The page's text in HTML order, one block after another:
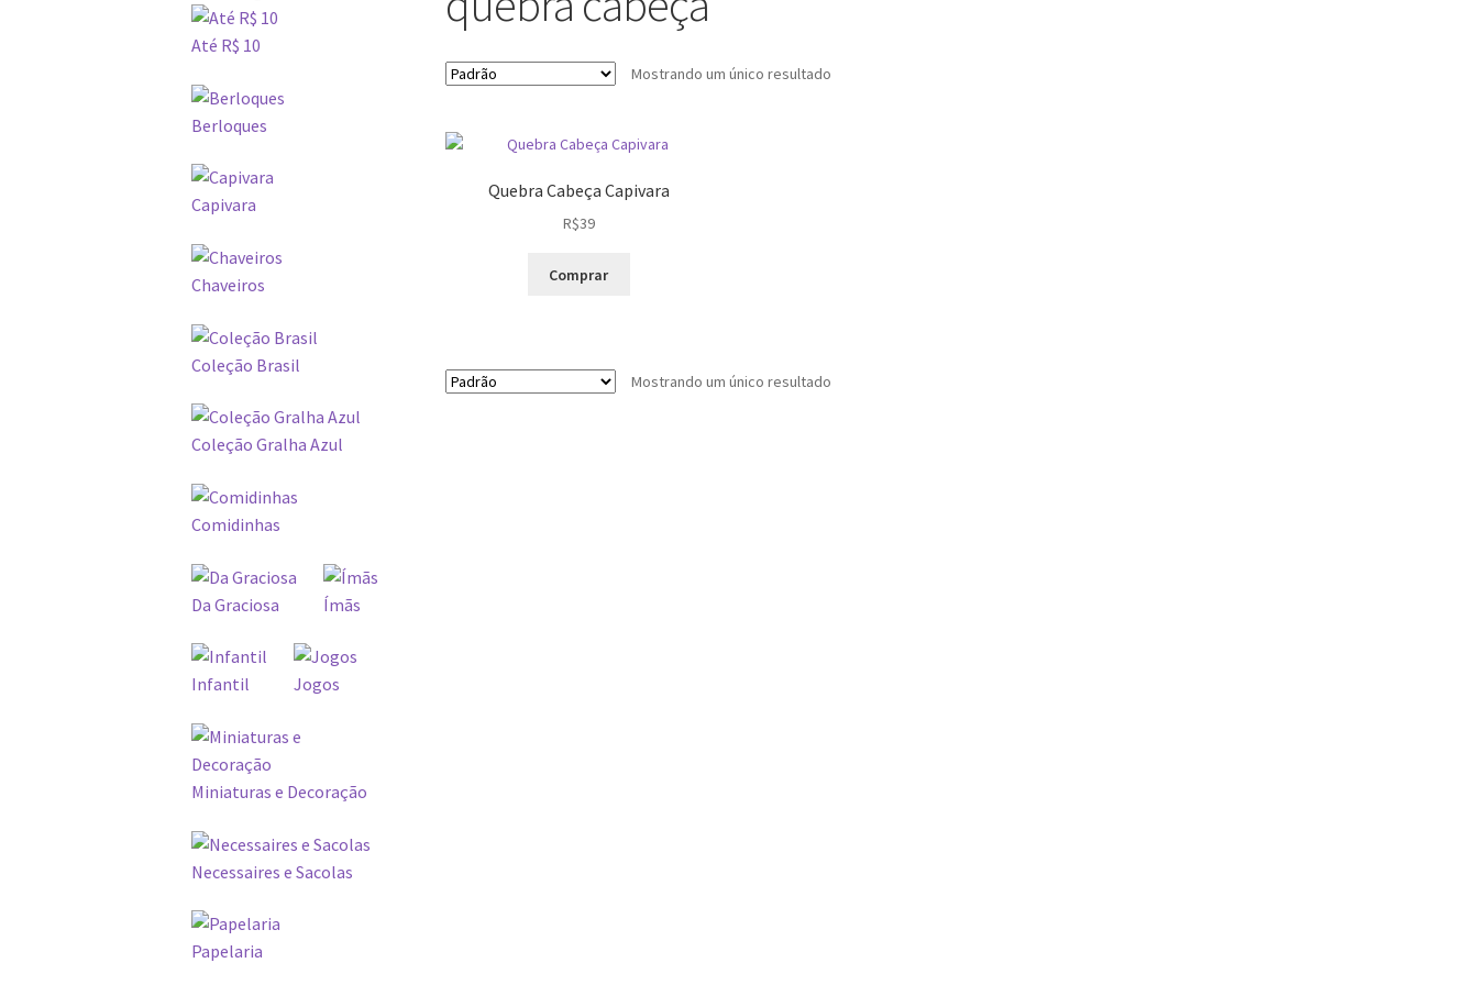
Mostrando um único resultado
Quebra Cabeça Capivara
R$39
Comprar
Mostrando um único resultado
Até R$ 10
Berloques
Capivara
Chaveiros
Coleção Brasil
Coleção Gralha Azul
Comidinhas
Da Graciosa Ímãs
Infantil Jogos
Miniaturas e Decoração
Necessaires e Sacolas
Papelaria